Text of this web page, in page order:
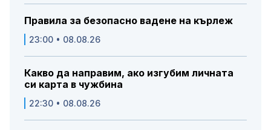
Правила за безопасно вадене на кърлеж
23:00 • 08.08.26
Какво да направим, ако изгубим личната
си карта в чужбина
22:30 • 08.08.26